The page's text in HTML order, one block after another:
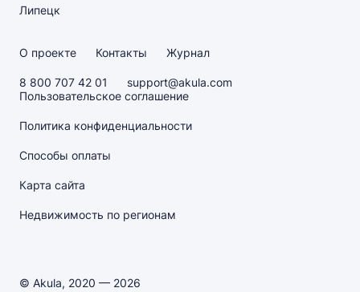
Липецк
О проекте Контакты Журнал
8 800 707 42 01
support@akula.com
Пользовательское соглашение
Политика конфиденциальности
Способы оплаты
Карта сайта
Недвижимость по регионам
© Akula, 2020 — 2026